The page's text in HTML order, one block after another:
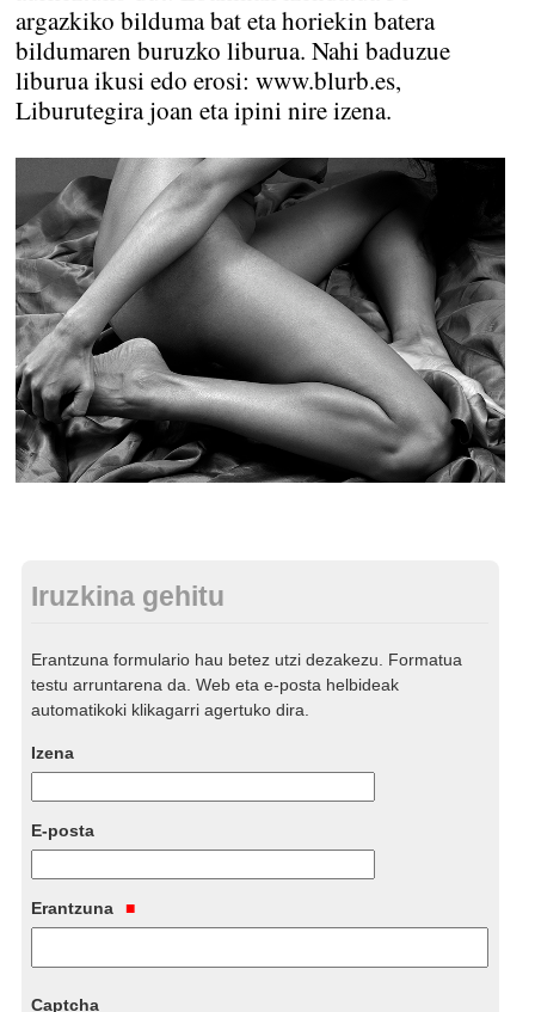
argazkiko bilduma bat eta horiekin batera
bildumaren buruzko liburua. Nahi baduzue
liburua ikusi edo erosi: www.blurb.es,
Liburutegira joan eta ipini nire izena.
Iruzkina gehitu
Erantzuna formulario hau betez utzi dezakezu. Formatua
testu arruntarena da. Web eta e-posta helbideak
automatikoki klikagarri agertuko dira.
Izena
E-posta
Erantzuna
Captcha